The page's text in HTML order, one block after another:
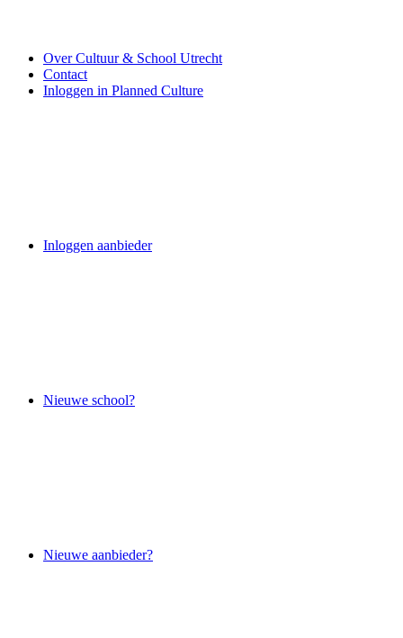
Over Cultuur & School Utrecht
Contact
Inloggen in Planned Culture
Inloggen aanbieder
Nieuwe school?
Nieuwe aanbieder?